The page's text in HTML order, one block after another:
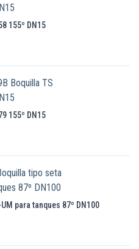
155º DN15
155º DN15
para tanques 87º DN100